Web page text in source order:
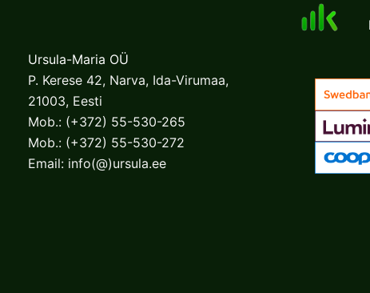
Ursula-Maria OÜ
P. Kerese 42, Narva, Ida-Virumaa,
21003, Eesti
Mob.: (+372) 55-530-265
Mob.: (+372) 55-530-272
Email: info(@)ursula.ee